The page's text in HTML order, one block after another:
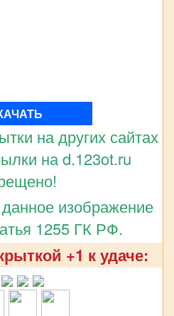
на других сайтах
на d.123ot.ru
изображение
1255 ГК РФ.
+1 к удаче: